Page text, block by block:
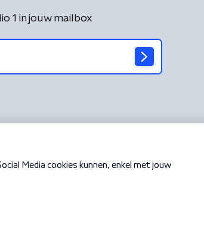
1 in jouw mailbox